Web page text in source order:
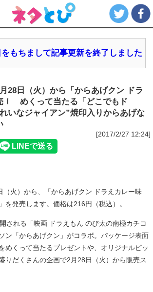
もちまして記事更新を終了しました
28日（火）から「からあげクン ドラ
！ めくって当たる「どこでもド
いなジャイアン”焼印入りからあげな
[2017/2/27 12:24]
火）から、「からあげクン ドラえカレー味
を発売します。価格は216円（税込）。
される「映画 ドラえもん のび太の南極カチコ
ン「からあげクン」がコラボ。パッケージ表面
めくって当たるプレゼントや、オリジナルピッ
りだくさんの企画で2月28日（火）から販売ス